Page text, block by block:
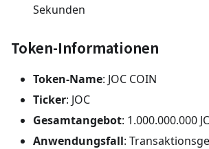
Sekunden
Token-Informationen
Token-Name: JOC COIN
Ticker: JOC
Gesamtangebot: 1.000.000.000
Anwendungsfall: